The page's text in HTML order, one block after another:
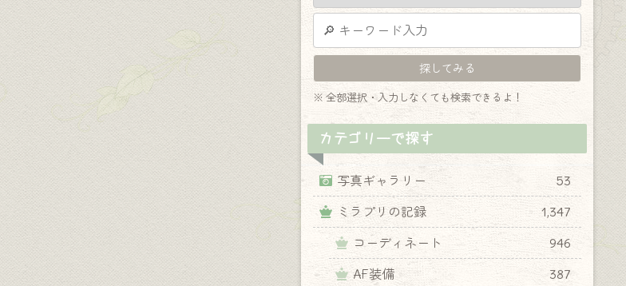
※ 全部選択・入力しなくても検索できるよ！
カテゴリーで探す
写真ギャラリー
53
ミラプリの記録
1,347
コーディネート
946
AF装備
387